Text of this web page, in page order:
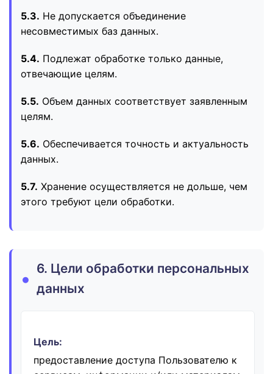
5.3. Не допускается объединение
несовместимых баз данных.
5.4. Подлежат обработке только данные,
отвечающие целям.
5.5. Объем данных соответствует заявленным
целям.
5.6. Обеспечивается точность и актуальность
данных.
5.7. Хранение осуществляется не дольше, чем
этого требуют цели обработки.
6. Цели обработки персональных
данных
Цель:
предоставление доступа Пользователю к